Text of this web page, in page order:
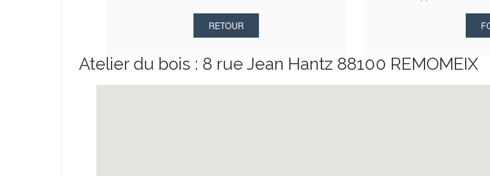
RETOUR
Atelier du bois : 8 rue Jean Hantz 88100 REMOMEIX